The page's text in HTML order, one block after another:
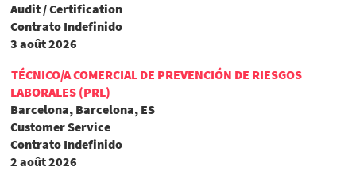
Audit / Certification
Contrato Indefinido
3 août 2026
TÉCNICO/A COMERCIAL DE PREVENCIÓN DE RIESGOS
LABORALES (PRL)
Barcelona, Barcelona, ES
Customer Service
Contrato Indefinido
2 août 2026